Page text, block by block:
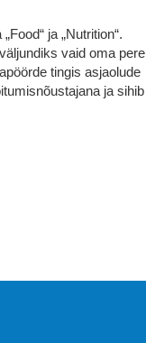
ja „Nutrition“.
vaid oma pere
tingis asjaolude
ja sihib